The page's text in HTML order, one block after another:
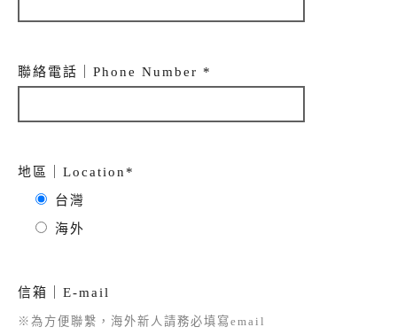
聯絡電話｜Phone Number *
地區｜Location*
台灣
海外
信箱｜E-mail
※為方便聯繫，海外新人請務必填寫email